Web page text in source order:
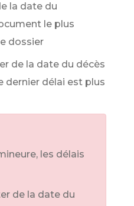
la date du
le plus
dossier
de la date du décès
dernier délai est plus
les délais
de la date du